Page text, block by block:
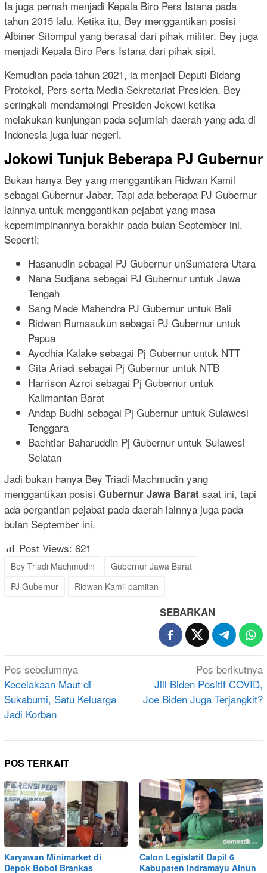
Ia juga pernah menjadi Kepala Biro Pers Istana pada
tahun 2015 lalu. Ketika itu, Bey menggantikan posisi
Albiner Sitompul yang berasal dari pihak militer. Bey juga
menjadi Kepala Biro Pers Istana dari pihak sipil.
Kemudian pada tahun 2021, ia menjadi Deputi Bidang
Protokol, Pers serta Media Sekretariat Presiden. Bey
seringkali mendampingi Presiden Jokowi ketika
melakukan kunjungan pada sejumlah daerah yang ada di
Indonesia juga luar negeri.
Jokowi Tunjuk Beberapa PJ Gubernur
Bukan hanya Bey yang menggantikan Ridwan Kamil
sebagai Gubernur Jabar. Tapi ada beberapa PJ Gubernur
lainnya untuk menggantikan pejabat yang masa
kepemimpinannya berakhir pada bulan September ini.
Seperti;
Hasanudin sebagai PJ Gubernur unSumatera Utara
Nana Sudjana sebagai PJ Gubernur untuk Jawa
Tengah
Sang Made Mahendra PJ Gubernur untuk Bali
Ridwan Rumasukun sebagai PJ Gubernur untuk
Papua
Ayodhia Kalake sebagai Pj Gubernur untuk NTT
Gita Ariadi sebagai Pj Gubernur untuk NTB
Harrison Azroi sebagai Pj Gubernur untuk
Kalimantan Barat
Andap Budhi sebagai Pj Gubernur untuk Sulawesi
Tenggara
Bachtiar Baharuddin Pj Gubernur untuk Sulawesi
Selatan
Jadi bukan hanya Bey Triadi Machmudin yang
menggantikan posisi Gubernur Jawa Barat saat ini, tapi
ada pergantian pejabat pada daerah lainnya juga pada
bulan September ini.
Post Views: 621
Bey Triadi Machmudin
Gubernur Jawa Barat
PJ Gubernur
Ridwan Kamil pamitan
SEBARKAN
Navigasi
pos
Pos sebelumnya
Kecelakaan Maut di
Sukabumi, Satu Keluarga
Jadi Korban
Pos berikutnya
Jill Biden Positif COVID,
Joe Biden Juga Terjangkit?
POS TERKAIT
Karyawan Minimarket di
Depok Bobol Brankas
Calon Legislatif Dapil 6
Kabupaten Indramayu Ainun